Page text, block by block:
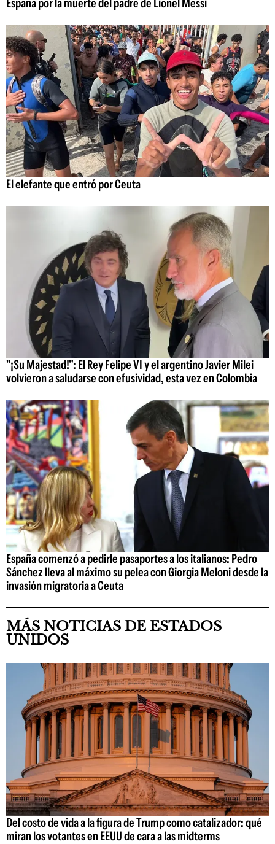
España por la muerte del padre de Lionel Messi
El elefante que entró por Ceuta
"¡Su Majestad!": El Rey Felipe VI y el argentino Javier Milei
volvieron a saludarse con efusividad, esta vez en Colombia
España comenzó a pedirle pasaportes a los italianos: Pedro
Sánchez lleva al máximo su pelea con Giorgia Meloni desde la
invasión migratoria a Ceuta
MÁS NOTICIAS DE ESTADOS
UNIDOS
Del costo de vida a la figura de Trump como catalizador: qué
miran los votantes en EEUU de cara a las midterms